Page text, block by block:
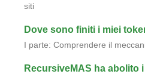
siti
Dove sono finiti i miei
I parte: Comprendere il
RecursiveMAS ha abolito